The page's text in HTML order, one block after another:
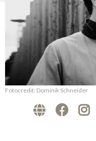
Fotocredit: Dominik Schneider